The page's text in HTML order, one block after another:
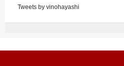
Tweets by vinohayashi